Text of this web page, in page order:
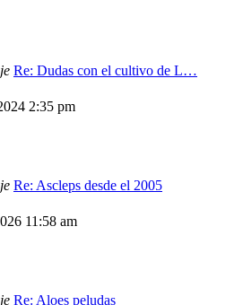
Re: Dudas con el cultivo de L…
2:35 pm
Re: Ascleps desde el 2005
11:58 am
Re: Aloes peludas